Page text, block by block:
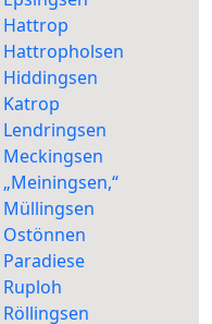
Hattrop
Hattropholsen